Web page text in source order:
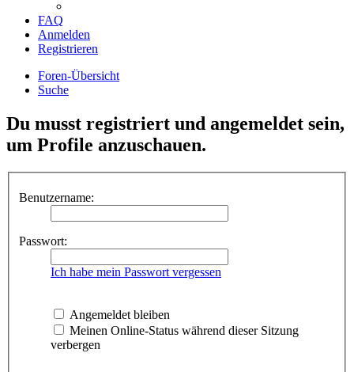
FAQ
Anmelden
Registrieren
Foren-Übersicht
Suche
Du musst registriert und angemeldet sein,
um Profile anzuschauen.
Benutzername:
Passwort:
Ich habe mein Passwort vergessen
Angemeldet bleiben
Meinen Online-Status während dieser Sitzung
verbergen